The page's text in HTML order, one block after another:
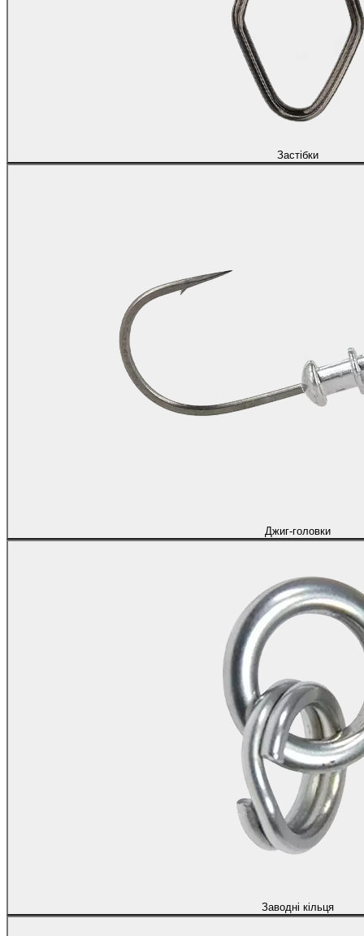
Застібки
Джиг-головки
Заводні кільця